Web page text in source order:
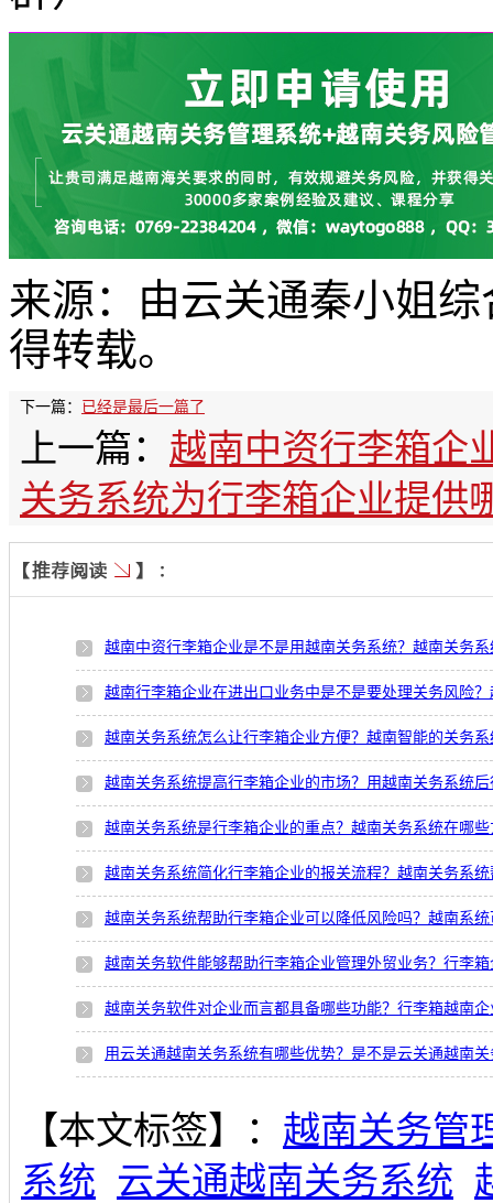
来源：由云关通秦小姐
得转载。
下一篇： 已经是最后一篇了
上一篇： 越南中资行李箱企
关务系统为行李箱企业提供
越南中资行李箱企业是不是用越南关务系统？越南关务
越南行李箱企业在进出口业务中是不是要处理关务风险
越南关务系统怎么让行李箱企业方便？越南智能的关务
越南关务系统提高行李箱企业的市场？用越南关务系统
越南关务系统是行李箱企业的重点？越南关务系统在哪
越南关务系统简化行李箱企业的报关流程？越南关务系
越南关务系统帮助行李箱企业可以降低风险吗？越南系
越南关务软件能够帮助行李箱企业管理外贸业务？行李
越南关务软件对企业而言都具备哪些功能？行李箱越南
用云关通越南关务系统有哪些优势？是不是云关通越南
【本文标签】： 越南关务管
系统 云关通越南关务系统